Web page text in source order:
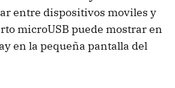
entre dispositivos moviles y
microUSB puede mostrar en
en la pequeña pantalla del